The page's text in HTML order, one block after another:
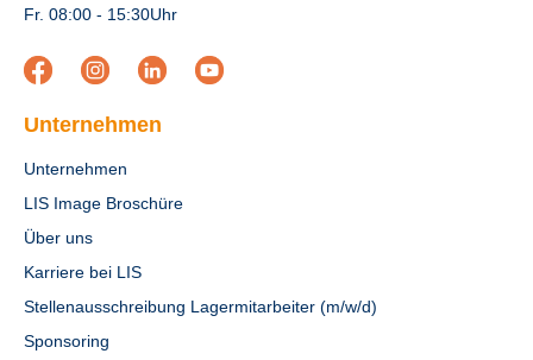
Fr. 08:00 - 15:30Uhr
Unternehmen
Unternehmen
LIS Image Broschüre
Über uns
Karriere bei LIS
Stellenausschreibung Lagermitarbeiter (m/w/d)
Sponsoring